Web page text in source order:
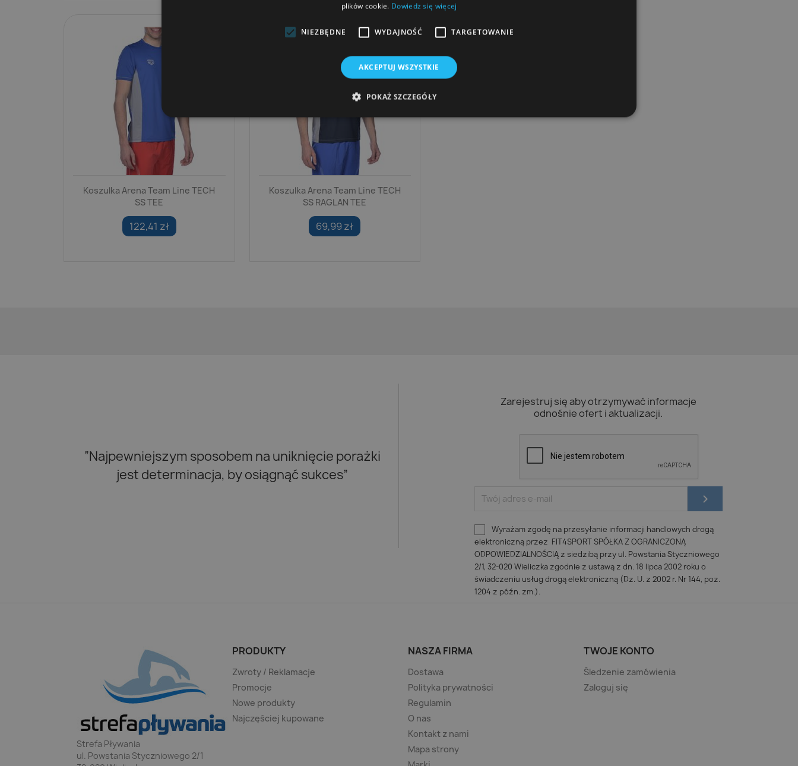
Koszulka Arena Team Line TECH
SS TEE
122,41 zł
Koszulka Arena Team Line TECH
SS RAGLAN TEE
69,99 zł
“Najpewniejszym sposobem na uniknięcie porażki
jest determinacja, by osiągnąć sukces”
Zarejestruj się aby otrzymywać informacje
odnośnie ofert i aktualizacji.
Wyrażam zgodę na przesyłanie informacji handlowych drogą
elektroniczną przez FIT4SPORT SPÓŁKA Z OGRANICZONĄ
ODPOWIEDZIALNOŚCIĄ z siedzibą przy ul. Powstania Styczniowego
2/1, 32-020 Wieliczka zgodnie z ustawą z dn. 18 lipca 2002 roku o
świadczeniu usług drogą elektroniczną (Dz. U. z 2002 r. Nr 144, poz.
1204 z późn. zm.).
Strefa Pływania
ul. Powstania Styczniowego 2/1
PRODUKTY
Zwroty / Reklamacje
Promocje
Nowe produkty
Najczęściej kupowane
NASZA FIRMA
Dostawa
Polityka prywatności
Regulamin
O nas
Kontakt z nami
Mapa strony
TWOJE KONTO
Śledzenie zamówienia
Zaloguj się
plików cookie. Dowiedz się więcej
NIEZBĘDNE WYDAJNOŚĆ TARGETOWANIE
AKCEPTUJ WSZYSTKIE
POKAŻ SZCZEGÓŁY